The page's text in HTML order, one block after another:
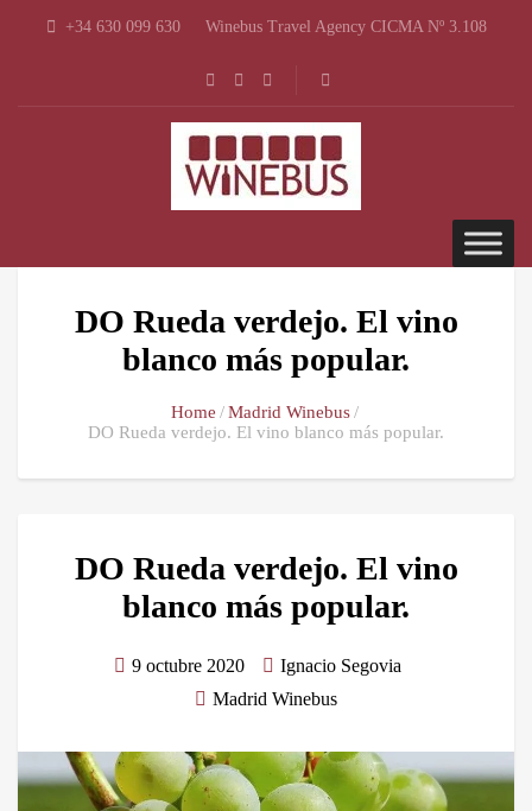
+34 630 099 630 Winebus Travel Agency CICMA Nº 3.108
DO Rueda verdejo. El vino
blanco más popular.
Home
Madrid Winebus
DO Rueda verdejo. El vino blanco más popular.
DO Rueda verdejo. El vino
blanco más popular.
9 octubre 2020
Ignacio Segovia
Madrid Winebus